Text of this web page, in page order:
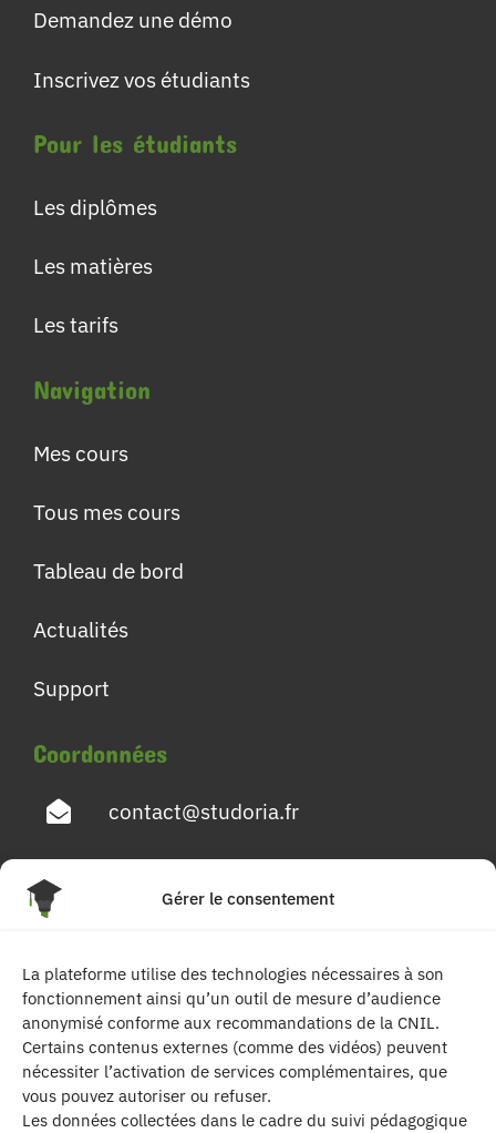
Gérer le consentement
La plateforme utilise des technologies nécessaires à son
fonctionnement ainsi qu’un outil de mesure d’audience
anonymisé conforme aux recommandations de la CNIL.
Certains contenus externes (comme des vidéos) peuvent
nécessiter l’activation de services complémentaires, que
vous pouvez autoriser ou refuser.
Les données collectées dans le cadre du suivi pédagogique
Demandez une démo
Inscrivez vos étudiants
Pour les étudiants
Les diplômes
Les matières
Les tarifs
Navigation
Mes cours
Tous mes cours
Tableau de bord
Actualités
Support
Coordonnées
contact@studoria.fr
4 Rue Georges Pompidou
Suivez-nous